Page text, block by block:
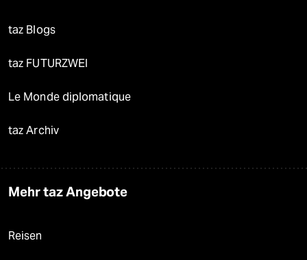
taz Blogs
taz FUTURZWEI
Le Monde diplomatique
taz Archiv
Mehr taz Angebote
Reisen